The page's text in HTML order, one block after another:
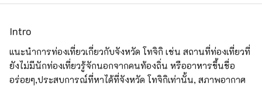
Intro
แนะนำการท่องเที่ยวเกี่ยวกับจังหวัด โทจิกิ เช่น สถานที่ท่องเที่ยวที่
ยังไม่มีนักท่องเที่ยวรู้จักนอกจากคนท้องถิ่น หรืออาหารขึ้นชื่อ
อร่อยๆ,ประสบการณ์ที่หาได้ที่จังหวัด โทจิกิเท่านั้น, สภาพอากาศ